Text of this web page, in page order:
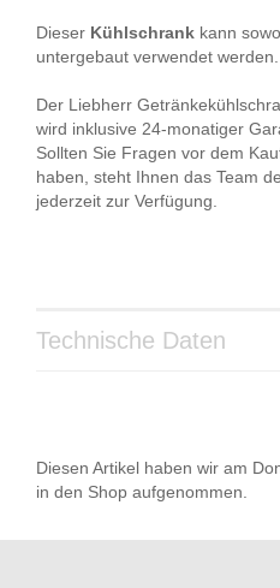
Dieser Kühlschrank kann
untergebaut verwendet werden.
Der Liebherr
wird inklusive 24-monatiger
Sollten Sie Fragen vor dem
haben, steht Ihnen das Team
jederzeit zur Verfügung.
Technische Daten
Diesen Artikel haben wir am
in den Shop aufgenommen.